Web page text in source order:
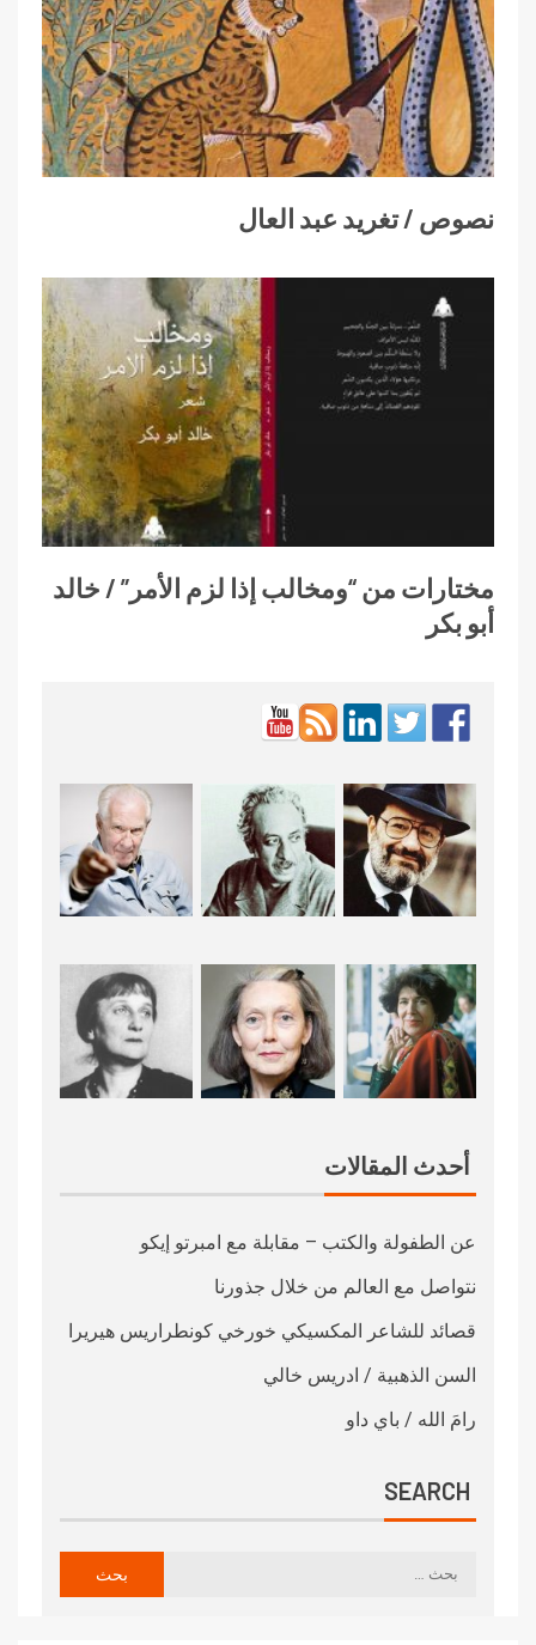
نصوص / تغريد عبد العال
مختارات من “ومخالب إذا لزم الأمر” / خالد
أبو بكر
أحدث المقالات
عن الطفولة والكتب – مقابلة مع امبرتو إيكو
نتواصل مع العالم من خلال جذورنا
قصائد للشاعر المكسيكي خورخي كونطراريس هيريرا
السن الذهبية / ادريس خالي
رامَ الله / باي داو
SEARCH